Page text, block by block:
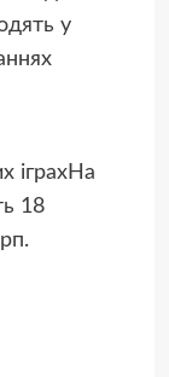
у
іграхНа
18